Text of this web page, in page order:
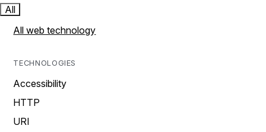
All
All web technology
TECHNOLOGIES
Accessibility
HTTP
URI